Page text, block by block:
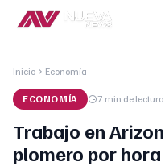
Inicio Economía
ECONOMÍA 7 min de lectura
Trabajo en
plomero por